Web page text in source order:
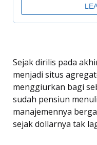
Sejak dirilis pada
menjadi situs
menggiurkan bagi
sudah pensiun
manajemennya
sejak dollarnya tak